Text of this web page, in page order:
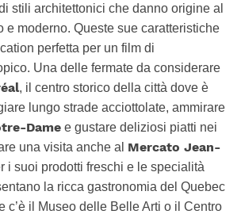
stili architettonici che danno origine al
e moderno. Queste sue caratteristiche
perfetta per un film di
Una delle fermate da considerare
, il centro storico della città dove è
lungo strade acciottolate, ammirare
Dame e gustare deliziosi piatti nei
una visita anche al Mercato Jean-
i suoi prodotti freschi e le specialità
la ricca gastronomia del Quebec
c’è il Museo delle Belle Arti o il Centro